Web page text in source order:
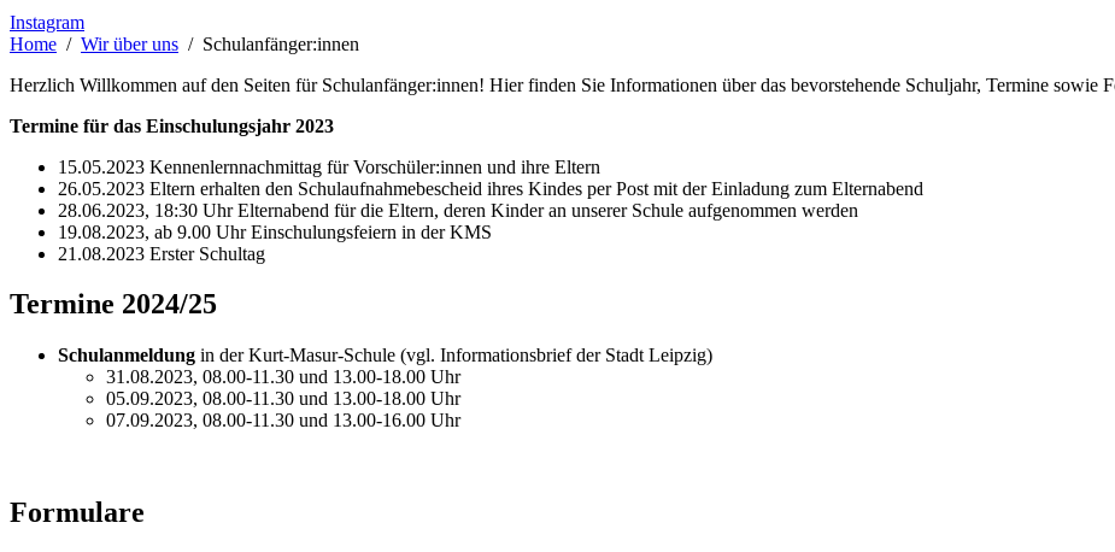
Instagram
Home
Wir über uns
Schulanfänger:innen
Herzlich Willkommen auf den Seiten für Schulanfänger:innen! Hier finden Sie Informationen über das bevorstehende Schuljahr, Termine sowie
Termine für das Einschulungsjahr 2023
15.05.2023 Kennenlernnachmittag für Vorschüler:innen und ihre Eltern
26.05.2023 Eltern erhalten den Schulaufnahmebescheid ihres Kindes per Post mit der Einladung zum Elternabend
28.06.2023, 18:30 Uhr Elternabend für die Eltern, deren Kinder an unserer Schule aufgenommen werden
19.08.2023, ab 9.00 Uhr Einschulungsfeiern in der KMS
21.08.2023 Erster Schultag
Termine 2024/25
Schulanmeldung in der Kurt-Masur-Schule (vgl. Informationsbrief der Stadt Leipzig)
31.08.2023, 08.00-11.30 und 13.00-18.00 Uhr
05.09.2023, 08.00-11.30 und 13.00-18.00 Uhr
07.09.2023, 08.00-11.30 und 13.00-16.00 Uhr
Formulare